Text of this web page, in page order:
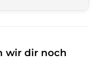
wir dir noch